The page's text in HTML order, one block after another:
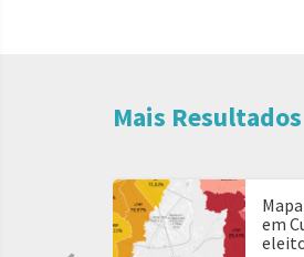
Mais Resultados
em